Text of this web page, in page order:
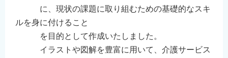
に、現状の課題に取り組むための基礎的なスキ
ルを身に付けること
を目的として作成いたしました。
イラストや図解を豊富に用いて、介護サービス